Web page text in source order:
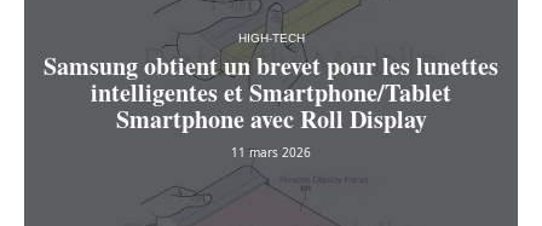
HIGH-TECH
Samsung obtient un brevet pour les lunettes
intelligentes et Smartphone/Tablet
Smartphone avec Roll Display
11 mars 2026